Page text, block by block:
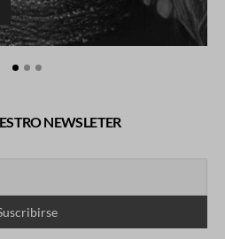
NEWSLETER